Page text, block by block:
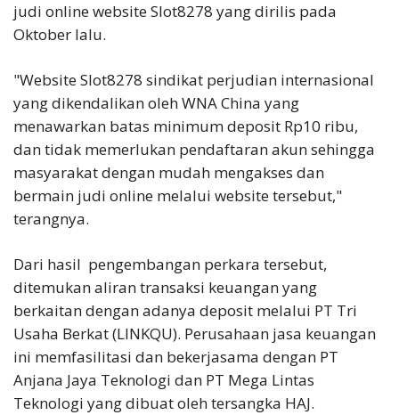
judi online website Slot8278 yang dirilis pada
Oktober lalu.
"Website Slot8278 sindikat perjudian internasional
yang dikendalikan oleh WNA China yang
menawarkan batas minimum deposit Rp10 ribu,
dan tidak memerlukan pendaftaran akun sehingga
masyarakat dengan mudah mengakses dan
bermain judi online melalui website tersebut,"
terangnya.
Dari hasil pengembangan perkara tersebut,
ditemukan aliran transaksi keuangan yang
berkaitan dengan adanya deposit melalui PT Tri
Usaha Berkat (LINKQU). Perusahaan jasa keuangan
ini memfasilitasi dan bekerjasama dengan PT
Anjana Jaya Teknologi dan PT Mega Lintas
Teknologi yang dibuat oleh tersangka HAJ.